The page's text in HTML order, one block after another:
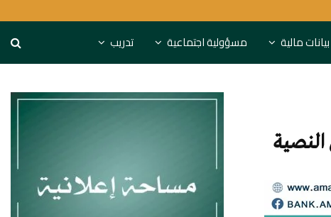
بيانات مالية مسؤولية اجتماعية تدريب